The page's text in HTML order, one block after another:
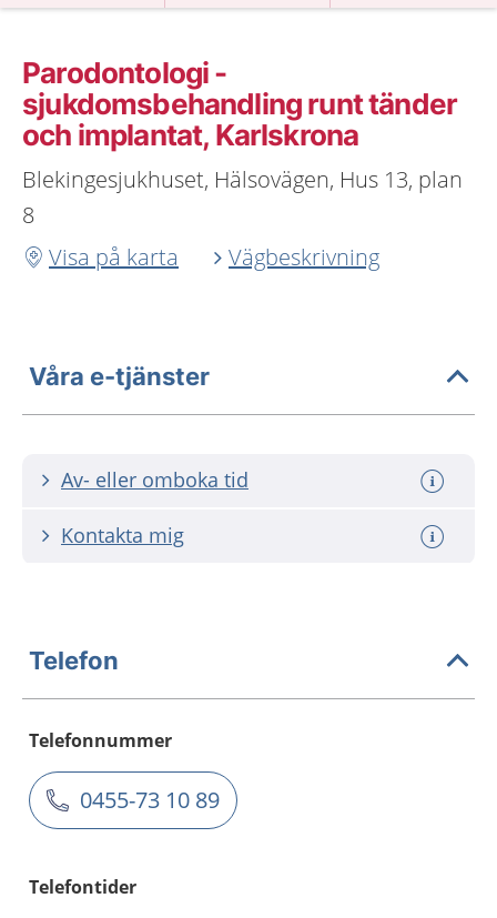
Parodontologi -
sjukdomsbehandling runt tänder
och implantat, Karlskrona
Blekingesjukhuset, Hälsovägen, Hus 13, plan
8
Visa på karta
Vägbeskrivning
Våra e-tjänster
Av- eller omboka tid
Kontakta mig
Telefon
Telefonnummer
0455-73 10 89
Telefontider